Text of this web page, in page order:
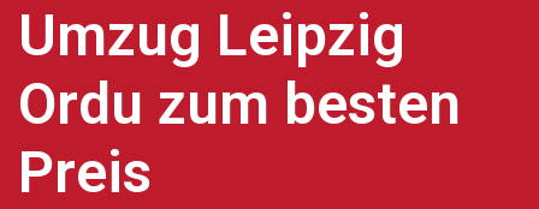
Umzug Leipzig
Ordu zum besten
Preis